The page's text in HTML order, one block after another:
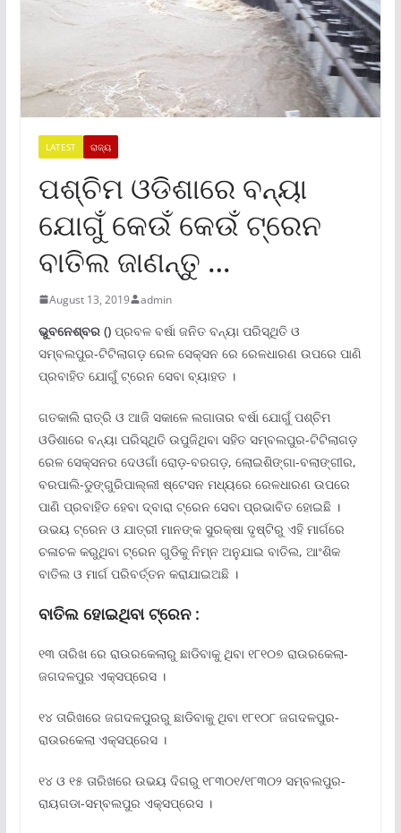
LATEST ରାଜ୍ୟ
ପଶ୍ଚିମ ଓଡିଶାରେ ବନ୍ୟା
ଯୋଗୁଁ କେଉଁ କେଉଁ ଟ୍ରେନ
ବାତିଲ ଜାଣନ୍ତୁ …
August 13, 2019 admin
ଭୁବନେଶ୍ବର ()ପ୍ରବଳ ବର୍ଷା ଜନିତ ବନ୍ୟା ପରିସ୍ଥିତି ଓ
ସମ୍ବଲପୁର-ଟିଟିଲାଗଡ଼ ରେଳ ସେକ୍ସନ ରେ ରେଳଧାରଣ ଉପରେ ପାଣି
ପ୍ରବାହିତ ଯୋଗୁଁ ଟ୍ରେନ ସେବା ବ୍ୟାହତ ।
ଗତକାଲି ରାତ୍ରି ଓ ଆଜି ସକାଳେ ଲଗାତାର ବର୍ଷା ଯୋଗୁଁ ପଶ୍ଚିମ
ଓଡିଶାରେ ବନ୍ୟା ପରିସ୍ଥିତି ଉପୁଜିଥିବା ସହିତ ସମ୍ବଲପୁର-ଟିଟିଲାଗଡ଼
ରେଳ ସେକ୍ସନର ଦେଓଗାଁ ରୋଡ଼-ବରଗଡ଼, ଲୋଇଶିଙ୍ଗା-ବଲାଙ୍ଗୀର,
ବରପାଲି-ଡୁଙ୍ଗୁରିପାଲ୍ଲୀ ଷ୍ଟେସନ ମଧ୍ୟରେ ରେଳଧାରଣ ଉପରେ
ପାଣି ପ୍ରବାହିତ ହେବା ଦ୍ବାରା ଟ୍ରେନ ସେବା ପ୍ରଭାବିତ ହୋଇଛି ।
ଉଭୟ ଟ୍ରେନ ଓ ଯାତ୍ରୀ ମାନଙ୍କ ସୁରକ୍ଷା ଦୃଷ୍ଟିରୁ ଏହି ମାର୍ଗରେ
ଚଳାଚଳ କରୁଥିବା ଟ୍ରେନ ଗୁଡିକୁ ନିମ୍ନ ଅନୁଯାଇ ବାତିଲ, ଆଂଶିକ
ବାତିଲ ଓ ମାର୍ଗ ପରିବର୍ତ୍ତନ କରାଯାଇଅଛି ।
ବାତିଲ ହୋଇଥିବା ଟ୍ରେନ :
୧୩ ତାରିଖ ରେ ରାଉରକେଲାରୁ ଛାଡିବାକୁ ଥିବା ୧୮୧୦୭ ରାଉରକେଲା-
ଜଗଦଳପୁର ଏକ୍ସପ୍ରେସ ।
୧୪ ତାରିଖରେ ଜଗଦଳପୁରରୁ ଛାଡିବାକୁ ଥିବା ୧୮୧୦୮ ଜଗଦଳପୁର-
ରାଉରକେଲା ଏକ୍ସପ୍ରେସ ।
୧୪ ଓ ୧୫ ତାରିଖରେ ଉଭୟ ଦିଗରୁ ୧୮୩୦୧/୧୮୩୦୨ ସମ୍ବଲପୁର-
ରାୟଗଡା-ସମ୍ବଲପୁର ଏକ୍ସପ୍ରେସ ।